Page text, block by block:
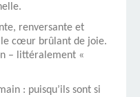
renversante et
le cœur brûlant de joie.
– littéralement «
: puisqu’ils sont si